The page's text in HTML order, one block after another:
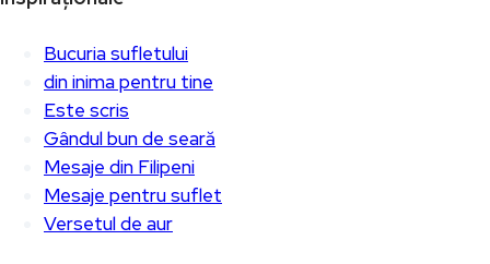
Bucuria sufletului
din inima pentru tine
Este scris
Gândul bun de seară
Mesaje din Filipeni
Mesaje pentru suflet
Versetul de aur